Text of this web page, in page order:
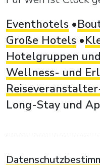
Eventhotels
Große Hotels
Hotelgruppen
Wellness- und
Long-Stay und